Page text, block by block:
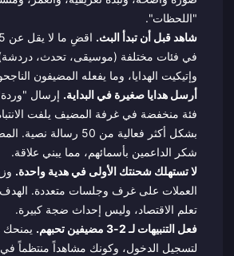
"اللحظات".
شاهد قبل أن تبدأ البث.
في فئات مختلفة (موسيقى، تحدث، دردشة)
وإتيكيت الهدايا، وما يفعله المضيفون
أرسل هدايا صغيرة في البداية. إرسال
فئة منخفضة في غرفة المضيف يلفت
بشكل أكثر فعالية من 50
شكر الداعمين بأسمائهم، مما يبني علاقة.
لا تستهلك شحنتك الأولى في هدية واحدة.
العملات على غرف وجلسات متعددة. الهدف
تعلم الاقتصاد، وليس إحداث ضجة كبيرة.
فعل التنبيهات لـ 2-3 مضيفين تحبهم.
يمنحك
لتسجيل الدخول، وكونك مشاهداً منتظماً في